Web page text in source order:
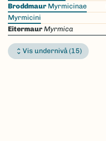
Broddmaur Myrmicinae
Myrmicini
EitermaurMyrmica
Vis undernivå (15)